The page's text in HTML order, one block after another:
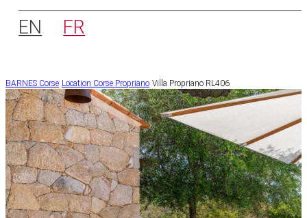
EN FR
BARNES Corse Location Corse Propriano Villa Propriano RL406